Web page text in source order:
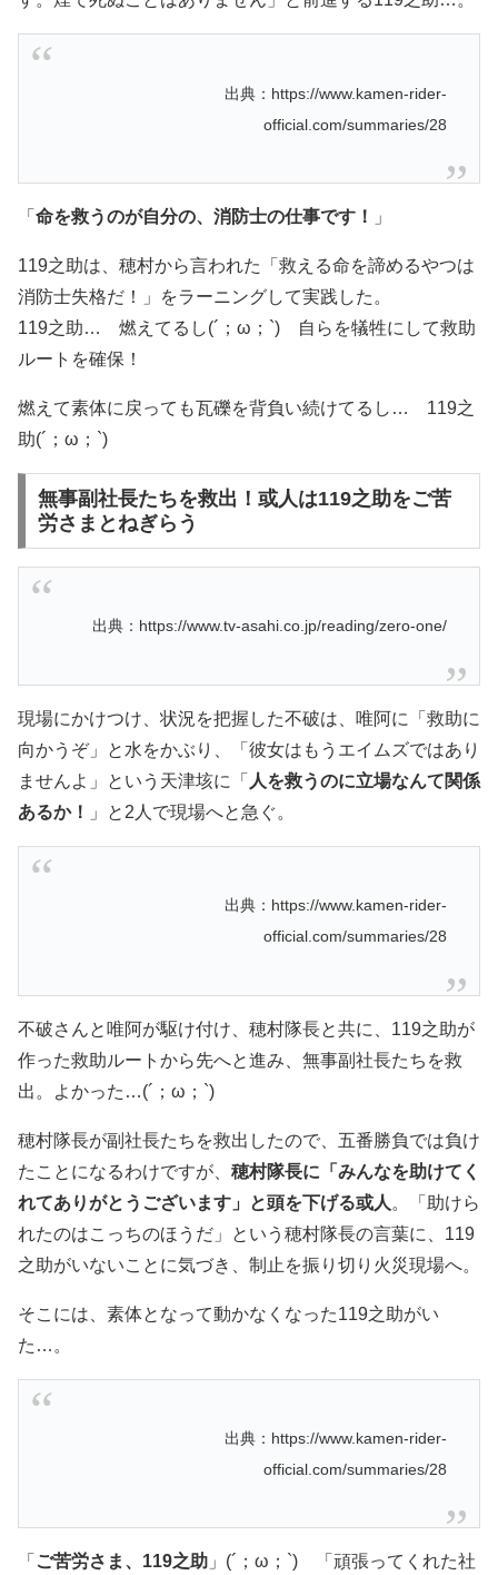
出典：https://www.kamen-rider-
official.com/summaries/28
「 命を救うのが自分の、消防士の仕事です！ 」
119之助は、穂村から言われた「救える命を諦めるやつは
消防士失格だ！」をラーニングして実践した。
119之助… 燃えてるし(´；ω；`) 自らを犠牲にして救助
ルートを確保！
燃えて素体に戻っても瓦礫を背負い続けてるし… 119之
助(´；ω；`)
無事副社長たちを救出！或人は119之助をご苦
労さまとねぎらう
出典：https://www.tv-asahi.co.jp/reading/zero-one/
現場にかけつけ、状況を把握した不破は、唯阿に「救助に
向かうぞ」と水をかぶり、「彼女はもうエイムズではあり
ませんよ」という天津垓に「 人を救うのに立場なんて関係
あるか！
」と2人で現場へと急ぐ。
出典：https://www.kamen-rider-
official.com/summaries/28
不破さんと唯阿が駆け付け、穂村隊長と共に、119之助が
作った救助ルートから先へと進み、無事副社長たちを救
出。よかった…(´；ω；`)
穂村隊長が副社長たちを救出したので、五番勝負では負け
たことになるわけですが、 穂村隊長に「みんなを助けてく
れてありがとうございます」と頭を下げる或人 。「助けら
れたのはこっちのほうだ」という穂村隊長の言葉に、119
之助がいないことに気づき、制止を振り切り火災現場へ。
そこには、素体となって動かなくなった119之助がい
た…。
出典：https://www.kamen-rider-
official.com/summaries/28
「 ご苦労さま、119之助 」(´；ω；`) 「頑張ってくれた社